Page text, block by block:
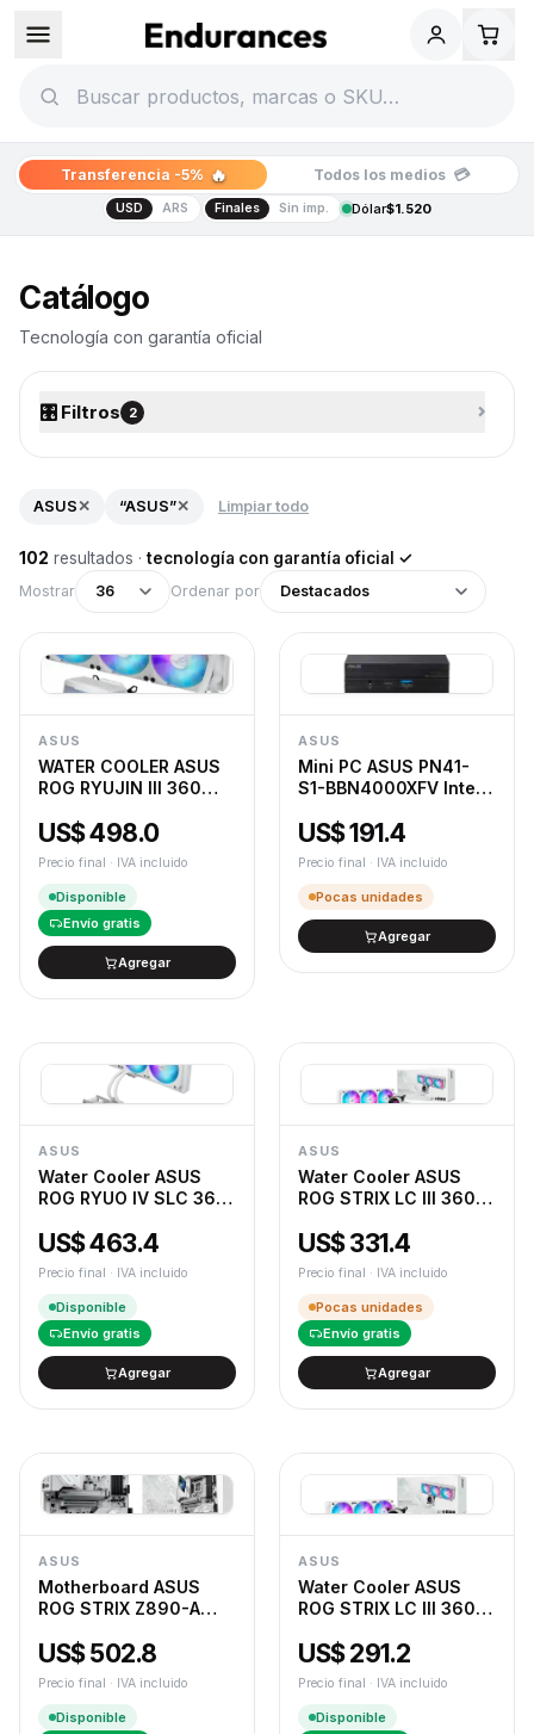
Transferencia -5% 🔥 Todos los medios 💳
USD ARS Finales Sin imp. Dólar$1.520
Catálogo de tecnología
Catálogo
Tecnología con garantía oficial
🎛️ Filtros 2 ⌄
ASUS ✕ “ASUS”✕ Limpiar todo
102 resultados · tecnología con garantía oficial ✓
Mostrar 36 Ordenar por Destacados
ASUS
WATER COOLER ASUS
ROG RYUJIN III 360
US$ 498.0
Precio final · IVA incluido
Disponible
Envío gratis
Agregar
ASUS
Mini PC ASUS PN41-
S1-BBN4000XFV Intel
BAREBONE (S/RAM -
US$ 191.4
Precio final · IVA incluido
Pocas unidades
Agregar
ASUS
Water Cooler ASUS
ROG RYUO IV SLC 360
US$ 463.4
Precio final · IVA incluido
Disponible
Envío gratis
Agregar
ASUS
Water Cooler ASUS
ROG STRIX LC III 360
US$ 331.4
Precio final · IVA incluido
Pocas unidades
Envío gratis
Agregar
ASUS
Motherboard ASUS
ROG STRIX Z890-A
DDR5
US$ 502.8
Precio final · IVA incluido
Disponible
ASUS
Water Cooler ASUS
ROG STRIX LC III 360
US$ 291.2
Precio final · IVA incluido
Disponible